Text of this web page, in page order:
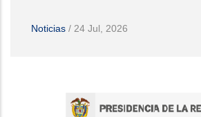
Noticias / 24 Jul, 2026